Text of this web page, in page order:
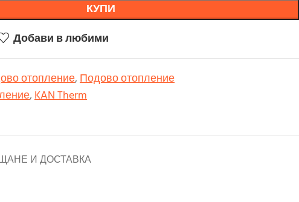
КУПИ
Добави в любими
отопление,Подово отопление
,KAN Therm
И ДОСТАВКА